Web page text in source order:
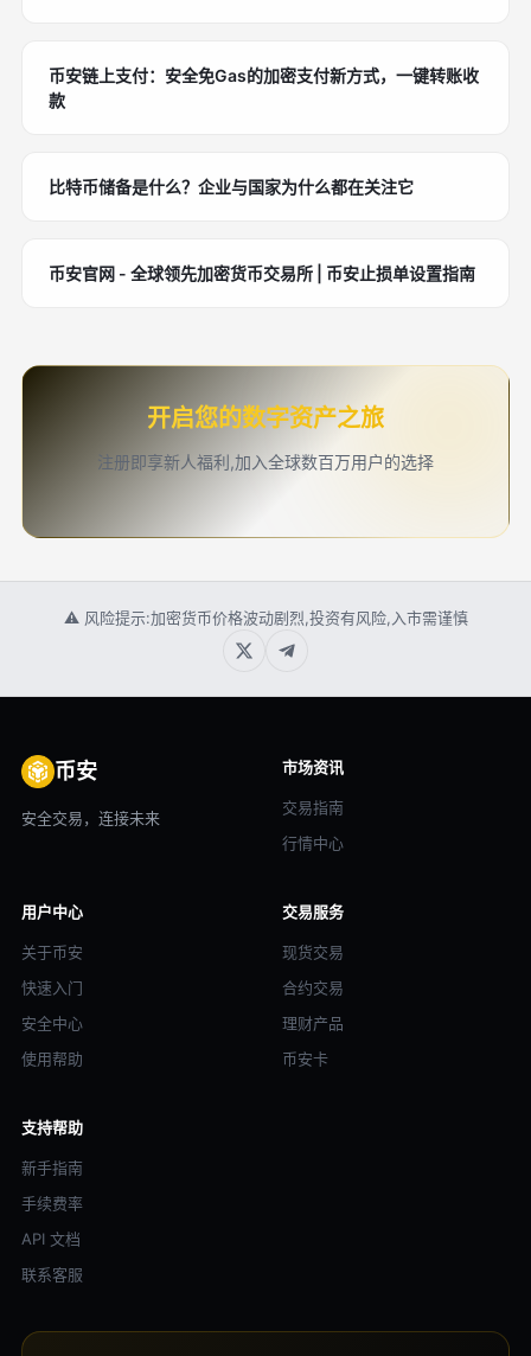
币安链上支付：安全免Gas的加密支付新方式，一键转账收
款
比特币储备是什么？企业与国家为什么都在关注它
币安官网 - 全球领先加密货币交易所 | 币安止损单设置指南
开启您的数字资产之旅
注册即享新人福利,加入全球数百万用户的选择
⚠ 风险提示:加密货币价格波动剧烈,投资有风险,入市需谨慎
币安
安全交易，连接未来
市场资讯
交易指南
行情中心
用户中心
关于币安
快速入门
安全中心
使用帮助
交易服务
现货交易
合约交易
理财产品
币安卡
支持帮助
新手指南
手续费率
API 文档
联系客服